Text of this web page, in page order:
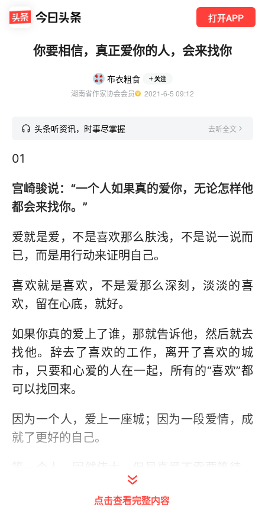
打开APP
你要相信，真正爱你的人，会来找你
布衣粗食 关注
湖南省作家协会会员
  2021-6-5 09:12
头条听资讯，时事尽掌握 去听全文
01
宫崎骏说：“一个人如果真的爱你，无论怎样他
都会来找你。”
爱就是爱，不是喜欢那么肤浅，不是说一说而
已，而是用行动来证明自己。
喜欢就是喜欢，不是爱那么深刻，淡淡的喜
欢，留在心底，就好。
如果你真的爱上了谁，那就告诉他，然后就去
找他。辞去了喜欢的工作，离开了喜欢的城
市，只要和心爱的人在一起，所有的“喜欢”都
可以找回来。
因为一个人，爱上一座城；因为一段爱情，成
就了更好的自己。
也经不起漫长的等待。
点击查看完整内容